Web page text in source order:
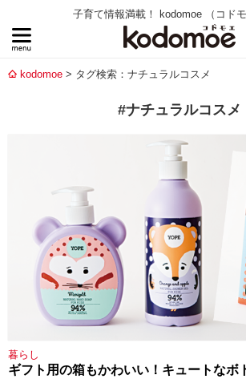
子育て情報満載！ kodomoe （コド
kodomoe タグ検索：ナチュラルコスメ
#ナチュラルコスメ
暮らし
ギフト用の箱もかわいい！キュートなボ